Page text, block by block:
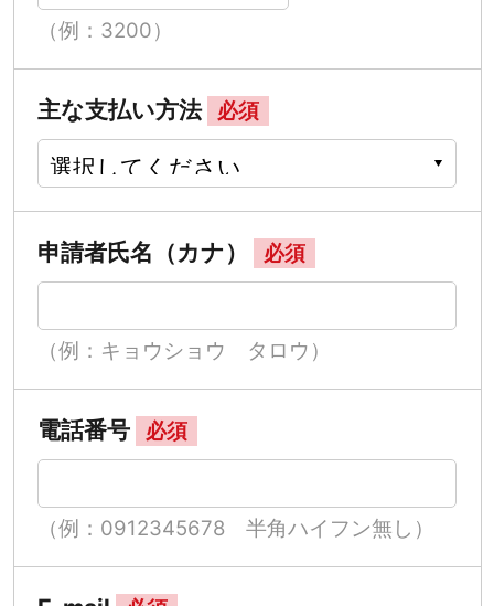
（例：3200）
主な支払い方法 必須
申請者氏名（カナ） 必須
（例：キョウショウ タロウ）
電話番号 必須
（例：0912345678 半角ハイフン無し）